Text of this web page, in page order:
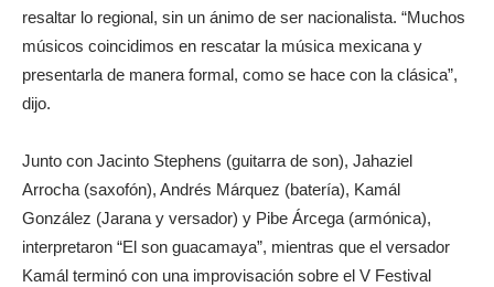
resaltar lo regional, sin un ánimo de ser nacionalista. “Muchos
músicos coincidimos en rescatar la música mexicana y
presentarla de manera formal, como se hace con la clásica”,
dijo.
Junto con Jacinto Stephens (guitarra de son), Jahaziel
Arrocha (saxofón), Andrés Márquez (batería), Kamál
González (Jarana y versador) y Pibe Árcega (armónica),
interpretaron “El son guacamaya”, mientras que el versador
Kamál terminó con una improvisación sobre el V Festival